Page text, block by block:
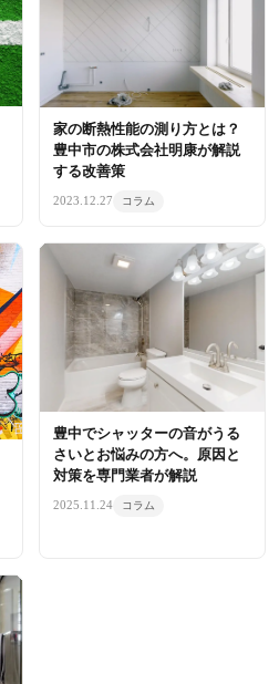
家の断熱性能の測り方とは？
豊中市の株式会社明康が解説
する改善策
2023.12.27 コラム
豊中でシャッターの音がうる
さいとお悩みの方へ。原因と
対策を専門業者が解説
2025.11.24 コラム